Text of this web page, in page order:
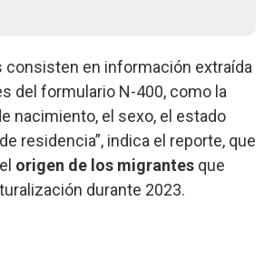
consisten en información extraída
del formulario N-400, como la
nacimiento, el sexo, el estado
residencia”, indica el reporte, que
origen de los migrantes que
durante 2023.